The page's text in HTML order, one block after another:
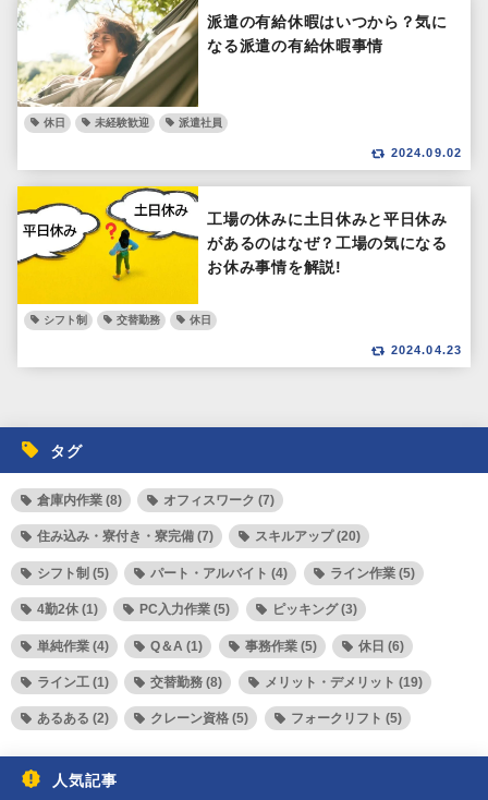
派遣の有給休暇はいつから？気に
なる派遣の有給休暇事情
休日 未経験歓迎 派遣社員
2024.09.02
工場の休みに土日休みと平日休み
があるのはなぜ？工場の気になる
お休み事情を解説!
シフト制 交替勤務 休日
2024.04.23
タグ
倉庫内作業 (8) オフィスワーク (7)
住み込み・寮付き・寮完備 (7) スキルアップ (20)
シフト制 (5) パート・アルバイト (4) ライン作業 (5)
4勤2休 (1) PC入力作業 (5) ピッキング (3)
単純作業 (4) Q＆A (1) 事務作業 (5) 休日 (6)
ライン工 (1) 交替勤務 (8) メリット・デメリット (19)
あるある (2) クレーン資格 (5) フォークリフト (5)
人気記事